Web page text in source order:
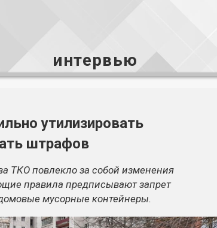
интервью
утилизировать
штрафов
ТКО повлекло за собой изменения
правила предписывают запрет
мусорные контейнеры.